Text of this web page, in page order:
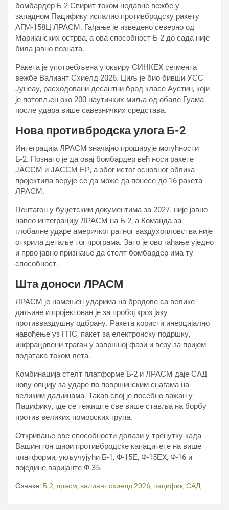
бомбардер Б-2 Спирит током недавне вежбе у
западном Пацифику испалио противбродску ракету
АГМ-158Ц ЛРАСМ. Гађање је изведено северно од
Маријанских острва, а ова способност Б-2 до сада није
била јавно позната.
Ракета је употребљена у оквиру СИНКЕX сегмента
вежбе Валиант Схиелд 2026. Циљ је био бивши УСС
Јунеау, расходовани десантни брод класе Аустин, који
је потопљен око 200 наутичких миља од обале Гуама
после удара више савезничких средстава.
Нова противбродска улога Б-2
Интеграција ЛРАСМ значајно проширује могућности
Б-2. Познато је да овај бомбардер већ носи ракете
ЈАССМ и ЈАССМ-ЕР, а због истог основног облика
пројектила верује се да може да понесе до 16 ракета
ЛРАСМ.
Пентагон у буџетским документима за 2027. није јавно
навео интеграцију ЛРАСМ на Б-2, а Команда за
глобалне ударе америчког ратног ваздухопловства није
открила детаље тог програма. Зато је ово гађање уједно
и прво јавно признање да стелт бомбардер има ту
способност.
Шта доноси ЛРАСМ
ЛРАСМ је намењен ударима на бродове са велике
даљине и пројектован је за пробој кроз јаку
противваздушну одбрану. Ракета користи инерцијално
навођење уз ГПС, пакет за електронску подршку,
инфрацрвени трагач у завршној фази и везу за пријем
података током лета.
Комбинација стелт платформе Б-2 и ЛРАСМ даје САД
нову опцију за ударе по површинским снагама на
великим даљинама. Такав спој је посебно важан у
Пацифику, где се тежиште све више ставља на борбу
против великих поморских група.
Откривање ове способности долази у тренутку када
Вашингтон шири противбродске капацитете на више
платформи, укључујући Б-1, Ф-15Е, Ф-15ЕX, Ф-16 и
поједине варијанте Ф-35.
Ознаке: Б-2, лрасм, валиант схиелд 2026, пацифик, САД